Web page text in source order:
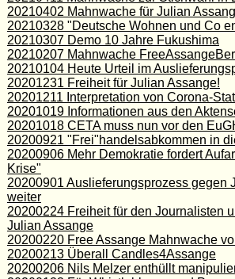
20210402 Mahnwache für Julian
20210328 "Deutsche Wohnen und Co
20210307 Demo 10 Jahre Fukushima
20210207 Mahnwache
20210104 Heute Urteil im
20201231 Freiheit für Julian Assange!
20201211 Interpretation von Corona-
20201019 Informationen aus den
20201018 CETA muss nun vor den
20200921 "Frei"handelsabkommen in
20200906 Mehr Demokratie fordert
Krise"
20200901 Auslieferungsprozess gegen
weiter
20200224 Freiheit für den Journalisten
Julian Assange
20200220 Free Assange Mahnwache
20200213 Überall Candles4Assange
20200206 Nils Melzer enthüllt